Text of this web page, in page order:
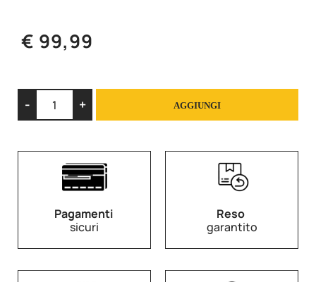
€ 99,99
AGGIUNGI
Pagamenti
sicuri
Reso
garantito